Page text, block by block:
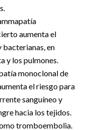
aumenta el
bacterianas, en
y los pulmones.
monoclonal de
el riesgo para
sanguíneo y
hacia los tejidos.
tromboembolia.